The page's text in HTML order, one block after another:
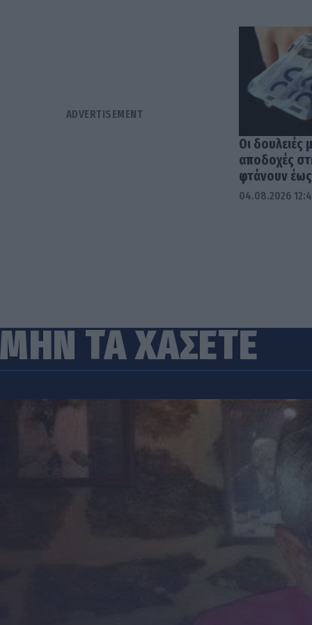
Οι δουλειές
αποδοχές
φτάνουν
04.08.2026
ΜΗΝ ΤΑ ΧΑΣΕΤΕ